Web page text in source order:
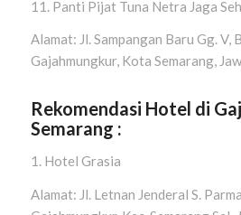
11. Panti Pijat Tuna Netra Jaga
Alamat: Jl. Sampangan Baru Gg. V,
Gajahmungkur, Kota Semarang,
Rekomendasi Hotel di
Semarang :
1. Hotel Grasia
Alamat: Jl. Letnan Jenderal S.